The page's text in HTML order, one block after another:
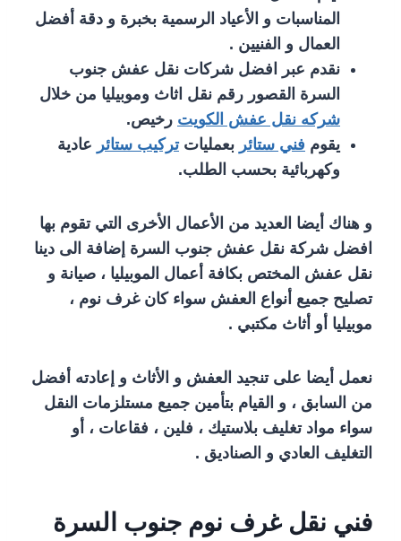
المناسبات و الأعياد الرسمية بخبرة و دقة أفضل
العمال و الفنيين .
نقدم عبر افضل شركات نقل عفش جنوب
السرة القصور رقم نقل اثاث وموبيليا من خلال
شركه نقل عفش الكويت رخيص.
يقوم فني ستائر بعملياتتركيب ستائر عادية
وكهربائية بحسب الطلب.
و هناك أيضا العديد من الأعمال الأخرى التي تقوم بها
افضل شركة نقل عفش جنوب السرة إضافة الى دينا
نقل عفش المختص بكافة أعمال الموبيليا ، صيانة و
تصليح جميع أنواع العفش سواء كان غرف نوم ،
موبيليا أو أثاث مكتبي .
نعمل أيضا على تنجيد العفش و الأثاث و إعادته أفضل
من السابق ، و القيام بتأمين جميع مستلزمات النقل
سواء مواد تغليف بلاستيك ، فلين ، فقاعات ، أو
التغليف العادي و الصناديق .
فني نقل غرف نوم جنوب السرة